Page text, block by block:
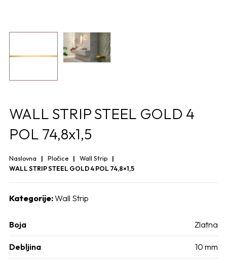
WALL STRIP STEEL GOLD 4
POL 74,8x1,5
Naslovna Pločice
Wall Strip
WALL STRIP STEEL GOLD 4 POL 74,8×1,5
Kategorije:Wall Strip
Boja Zlatna
Debljina 10 mm